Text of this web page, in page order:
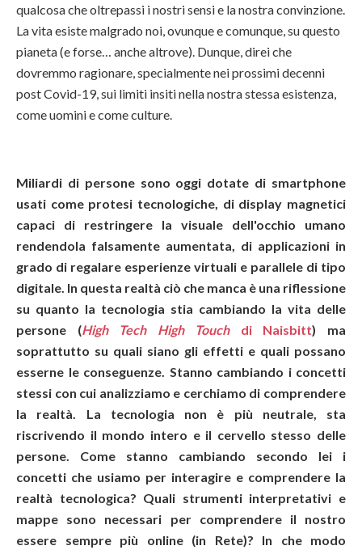
qualcosa che oltrepassi i nostri sensi e la nostra convinzione.
La vita esiste malgrado noi, ovunque e comunque, su questo
pianeta (e forse… anche altrove). Dunque, direi che
dovremmo ragionare, specialmente nei prossimi decenni
post Covid-19, sui limiti insiti nella nostra stessa esistenza,
come uomini e come culture.
Miliardi di persone sono oggi dotate di smartphone
usati come protesi tecnologiche, di display magnetici
capaci di restringere la visuale dell'occhio umano
rendendola falsamente aumentata, di applicazioni in
grado di regalare esperienze virtuali e parallele di tipo
digitale. In questa realtà ciò che manca è una riflessione
su quanto la tecnologia stia cambiando la vita delle
persone (High Tech High Touchdi Naisbitt) ma
soprattutto su quali siano gli effetti e quali possano
esserne le conseguenze. Stanno cambiando i concetti
stessi con cui analizziamo e cerchiamo di comprendere
la realtà. La tecnologia non è più neutrale, sta
riscrivendo il mondo intero e il cervello stesso delle
persone. Come stanno cambiando secondo lei i
concetti che usiamo per interagire e comprendere la
realtà tecnologica? Quali strumenti interpretativi e
mappe sono necessari per comprendere il nostro
essere sempre più online (in Rete)? In che modo